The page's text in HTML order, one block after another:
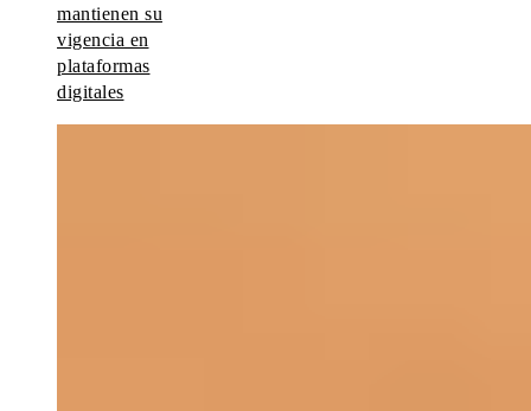
mantienen su
vigencia en
plataformas
digitales